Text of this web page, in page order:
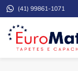
(41) 99861-1071